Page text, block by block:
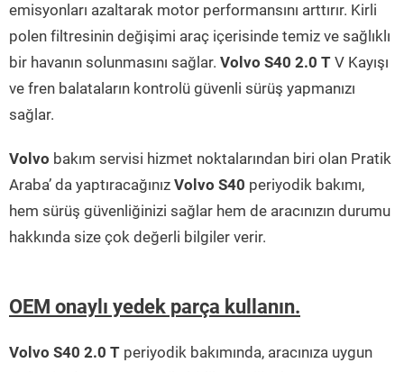
emisyonları azaltarak motor performansını arttırır. Kirli
polen filtresinin değişimi araç içerisinde temiz ve sağlıklı
bir havanın solunmasını sağlar. Volvo S40 2.0 T V Kayışı
ve fren balataların kontrolü güvenli sürüş yapmanızı
sağlar.
Volvo bakım servisi hizmet noktalarından biri olan Pratik
Araba’ da yaptıracağınız Volvo S40 periyodik bakımı,
hem sürüş güvenliğinizi sağlar hem de aracınızın durumu
hakkında size çok değerli bilgiler verir.
OEM onaylı yedek parça kullanın.
Volvo S40 2.0 T periyodik bakımında, aracınıza uygun